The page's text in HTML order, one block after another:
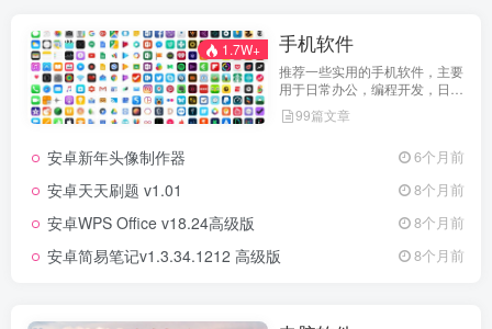
1.7W+ 手机软件
推荐一些实用的手机软件，主要
用于日常办公，编程开发，日常
维护，娱乐等等
99篇文章
安卓新年头像制作器 6个月前
安卓天天刷题 v1.01 8个月前
安卓WPS Office v18.24高级版 8个月前
安卓简易笔记v1.3.34.1212 高级版 8个月前